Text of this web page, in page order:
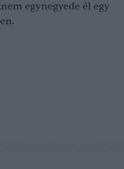
egynegyede él egy